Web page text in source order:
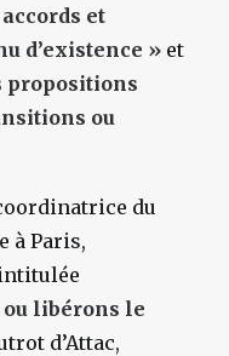
et
d’existence » et
propositions
ou
du
à Paris,
libérons le
d’Attac,